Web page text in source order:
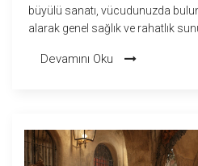
büyülü sanatı, vücudunuzda
alarak genel sağlık ve rahatlık
vücudu canlandırabilir, kim bilir
ayak masajının bu sanatı sizi
Devamını Oku